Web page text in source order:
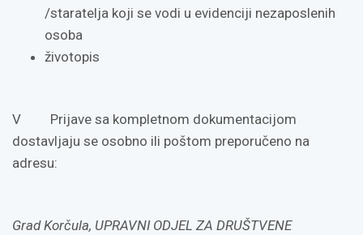
/staratelja koji se vodi u evidenciji nezaposlenih
osoba
životopis
V Prijave sa kompletnom dokumentacijom
dostavljaju se osobno ili poštom preporučeno na
adresu:
Grad Korčula, UPRAVNI ODJEL ZA DRUŠTVENE